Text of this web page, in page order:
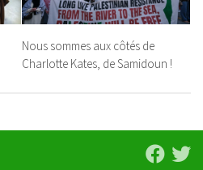
Nous sommes aux côtés de
Charlotte Kates, de Samidoun !